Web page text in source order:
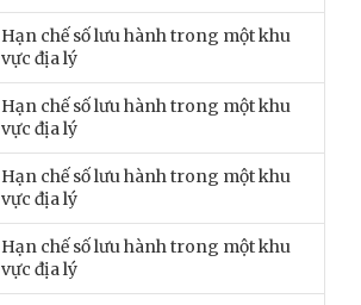
Hạn chế số lưu hành trong một khu
vực địa lý
Hạn chế số lưu hành trong một khu
vực địa lý
Hạn chế số lưu hành trong một khu
vực địa lý
Hạn chế số lưu hành trong một khu
vực địa lý